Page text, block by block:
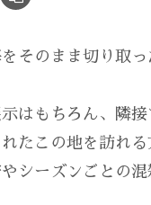
そのまま切り取
はもちろん、隣
たこの地を訪れ
シーズンごとの